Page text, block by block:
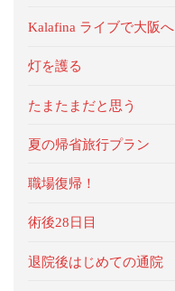
Kalafina ライブで大阪へ
灯を護る
たまたまだと思う
夏の帰省旅行プラン
職場復帰！
術後28日目
退院後はじめての通院